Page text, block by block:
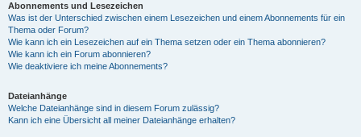
Abonnements und Lesezeichen
Was ist der Unterschied zwischen einem Lesezeichen und einem Abonnements für ein
Thema oder Forum?
Wie kann ich ein Lesezeichen auf ein Thema setzen oder ein Thema abonnieren?
Wie kann ich ein Forum abonnieren?
Wie deaktiviere ich meine Abonnements?
Dateianhänge
Welche Dateianhänge sind in diesem Forum zulässig?
Kann ich eine Übersicht all meiner Dateianhänge erhalten?